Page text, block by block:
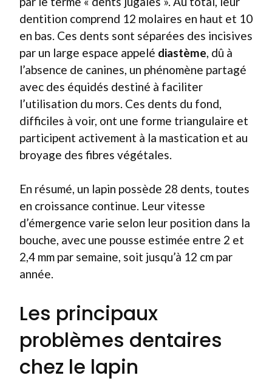
dentition comprend 12 molaires en haut et 10
en bas. Ces dents sont séparées des incisives
par un large espace appelé diastème , dû à
l’absence de canines, un phénomène partagé
avec des équidés destiné à faciliter
l’utilisation du mors. Ces dents du fond,
difficiles à voir, ont une forme triangulaire et
participent activement à la mastication et au
broyage des fibres végétales.
En résumé, un lapin possède 28 dents, toutes
en croissance continue. Leur vitesse
d’émergence varie selon leur position dans la
bouche, avec une pousse estimée entre 2 et
2,4 mm par semaine, soit jusqu’à 12 cm par
année.
Les principaux
problèmes dentaires
chez le lapin